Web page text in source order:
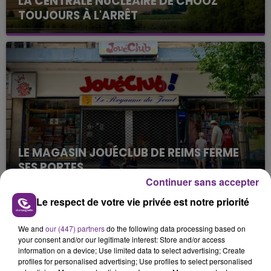
TOUJOURS À L'ARRÊT
Cela fait déjà une semaine que la centrale
nucléaire ardennaise est à l'arrêt. Une situation
justifiée par la sécheresse intense qui est toujours
présente.
LE MAGASIN JOUÉCLUB DE REIMS FERME
SES PORTES
C'était l'une des institutions du centre-ville
rémois. Le magasin JouéClub est contraint de
fermer ses portes.
TITRES DIFFUSÉS
4h03
4h03 4h00
4h00
Le respect de votre vie privée est notre priorité
We and our (447) partnersdo the following data processing based on
your consent and/or our legitimate interest: Store and/or access
information on a device; Use limited data to select advertising; Create
profiles for personalised advertising; Use profiles to select personalised
Continuer sans accepter